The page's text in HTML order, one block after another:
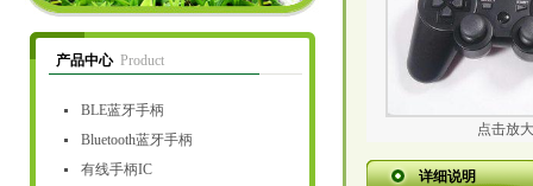
产品中心 Product
BLE蓝牙手柄
Bluetooth蓝牙手柄
有线手柄IC
点击放
详细说明